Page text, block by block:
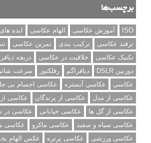
برچسب‌ها
ISO آموزش عکاسی الهام عکاسی ایده
ترفند عکاسی
ترکیب بندی تمرین عکاسی
تکنیک عکاسی
خلاقیت در عکاسی
دریچه
دوربین DSLR
دیافراگم رفلکتور سرعت شاتر
عکاسی
عکاسی آبستره
عکاسی اجسام بی
عکاسی از مدل
عکاسی از پرندگان
عکاسی از
عکاسی از گل ها
عکاسی خیابانی
عکاسی
عکاسی سیاه و سفید
عکاسی ماکرو
عکاسی
عکاسی ورزشی
عکاسی پرتره
عکس الهام